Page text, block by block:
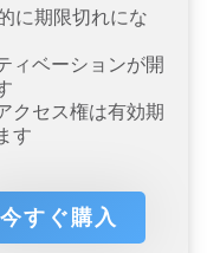
に期限切れにな
ィベーションが開
クセス権は有効期
す
今すぐ購入